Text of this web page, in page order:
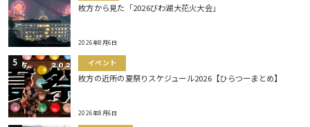
枚方から見た「2026びわ湖大花火大会」
2026年8月6日
イベント
枚方の近所の夏祭りスケジュール2026【ひらつーまとめ】
2026年8月6日